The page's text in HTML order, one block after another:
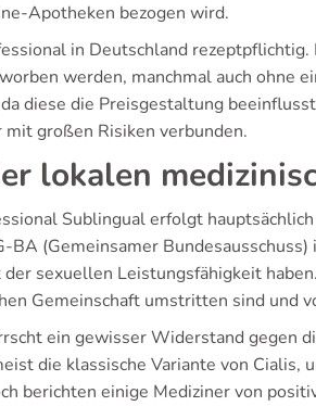
Apotheken bezogen wird.
in Deutschland
werden, manchmal auch ohne
diese die Preisgestaltung
großen Risiken verbunden.
lokalen
Sublingual erfolgt
BA (Gemeinsamer
sexuellen Leistungsfähigkeit
Gemeinschaft umstritten sind und
ein gewisser Widerstand gegen
die klassische Variante von Cialis,
berichten einige Mediziner von